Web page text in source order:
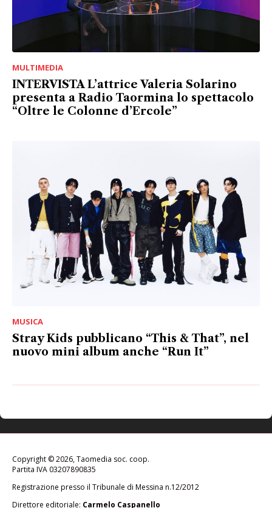
MULTIMEDIA
INTERVISTA L’attrice Valeria Solarino
presenta a Radio Taormina lo spettacolo
“Oltre le Colonne d’Ercole”
MUSICA
Stray Kids pubblicano “This & That”, nel
nuovo mini album anche “Run It”
Copyright © 2026, Taomedia soc. coop.
Partita IVA 03207890835
Registrazione presso il Tribunale di Messina n.12/2012
Direttore editoriale: Carmelo Caspanello